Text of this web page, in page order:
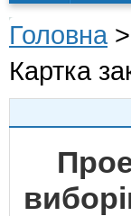
Головна
Картка